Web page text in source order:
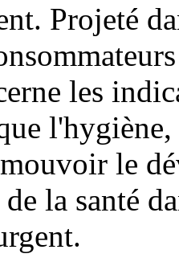
Projeté
les
le
la santé